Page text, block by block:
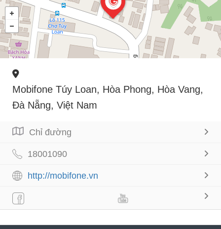
Mobifone Túy Loan, Hòa Phong, Hòa Vang,
Đà Nẵng, Việt Nam
Chỉ đường
18001090
http://mobifone.vn